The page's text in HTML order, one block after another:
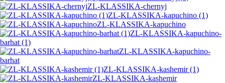
ZL-KLASSIKA-chernyj
ZL-KLASSIKA-kapuchino (1)
ZL-KLASSIKA-kapuchino
ZL-KLASSIKA-kapuchino-
barhat (1)
ZL-KLASSIKA-kapuchino-
barhat
ZL-KLASSIKA-kashemir (1)
ZL-KLASSIKA-kashemir